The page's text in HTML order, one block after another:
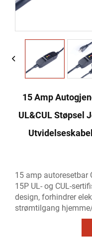
15 Amp
UL&CUL Støpsel
15 amp autoresetbar
15P UL- og CUL-
design, forhindrer
strømtilgang